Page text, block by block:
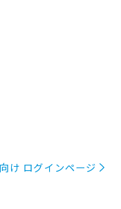
け ログインページ